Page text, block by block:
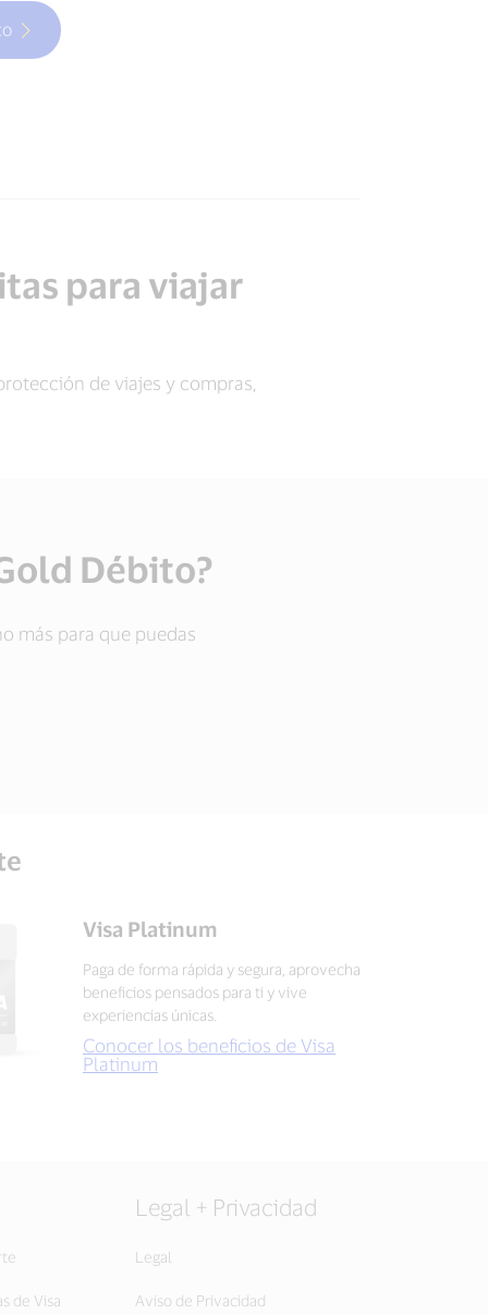
para viajar
de viajes y compras,
Débito?
más para que puedas
Visa Platinum
Paga de forma rápida y segura, aprovecha
beneficios pensados para ti y vive
experiencias únicas.
Conocer los beneficios de Visa
Platinum
de Visa
Legal + Privacidad
Legal
Aviso de Privacidad